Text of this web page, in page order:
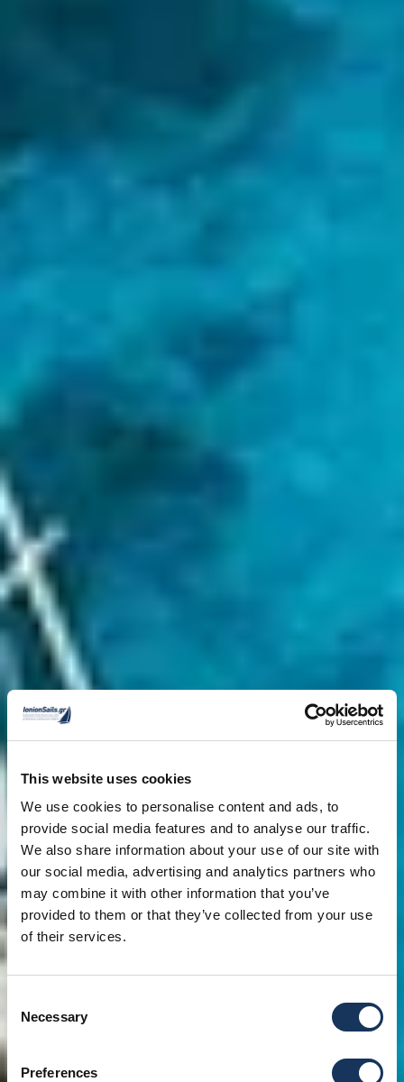
This website uses cookies
We use cookies to personalise content and ads, to
provide social media features and to analyse our traffic.
We also share information about your use of our site with
our social media, advertising and analytics partners who
may combine it with other information that you’ve
provided to them or that they’ve collected from your use
of their services.
Selection
Necessary
Preferences